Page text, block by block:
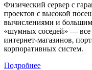
Физический сервер с
проектов с высокой
вычислениями и
«шумных соседей» — все
интернет-магазинов,
корпоративных систем.
Подробнее